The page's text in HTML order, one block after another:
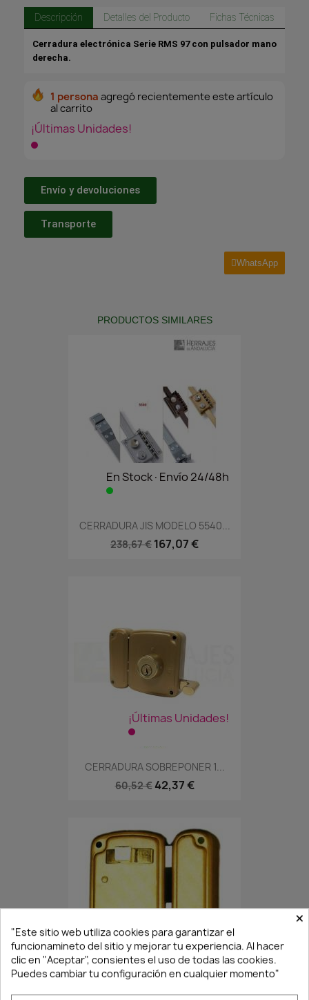
Descripción Detalles del Producto Fichas Técnicas
Cerradura electrónica Serie RMS 97 con pulsador mano
derecha.
1 persona agregó recientemente este artículo
al carrito
¡Últimas Unidades!
Envío y devoluciones
Transporte
WhatsApp
PRODUCTOS SIMILARES
En Stock·Envío 24/48h
CERRADURA JIS MODELO 5540...
238,67 € 167,07 €
¡Últimas Unidades!
CERRADURA SOBREPONER 1...
60,52 € 42,37 €
¡Últimas Unidades!
×
"Este sitio web utiliza cookies para garantizar el
funcionamineto del sitio y mejorar tu experiencia. Al hacer
clic en "Aceptar", consientes el uso de todas las cookies.
Puedes cambiar tu configuración en cualquier momento"